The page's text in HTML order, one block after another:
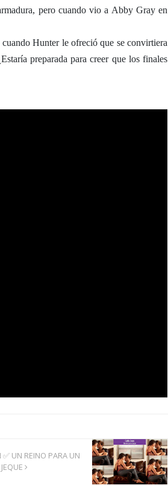
pero cuando vio a Abby Gray en
Hunter le ofreció que se convirtiera
preparada para creer que los finales
UN REINO PARA UN
JEQUE